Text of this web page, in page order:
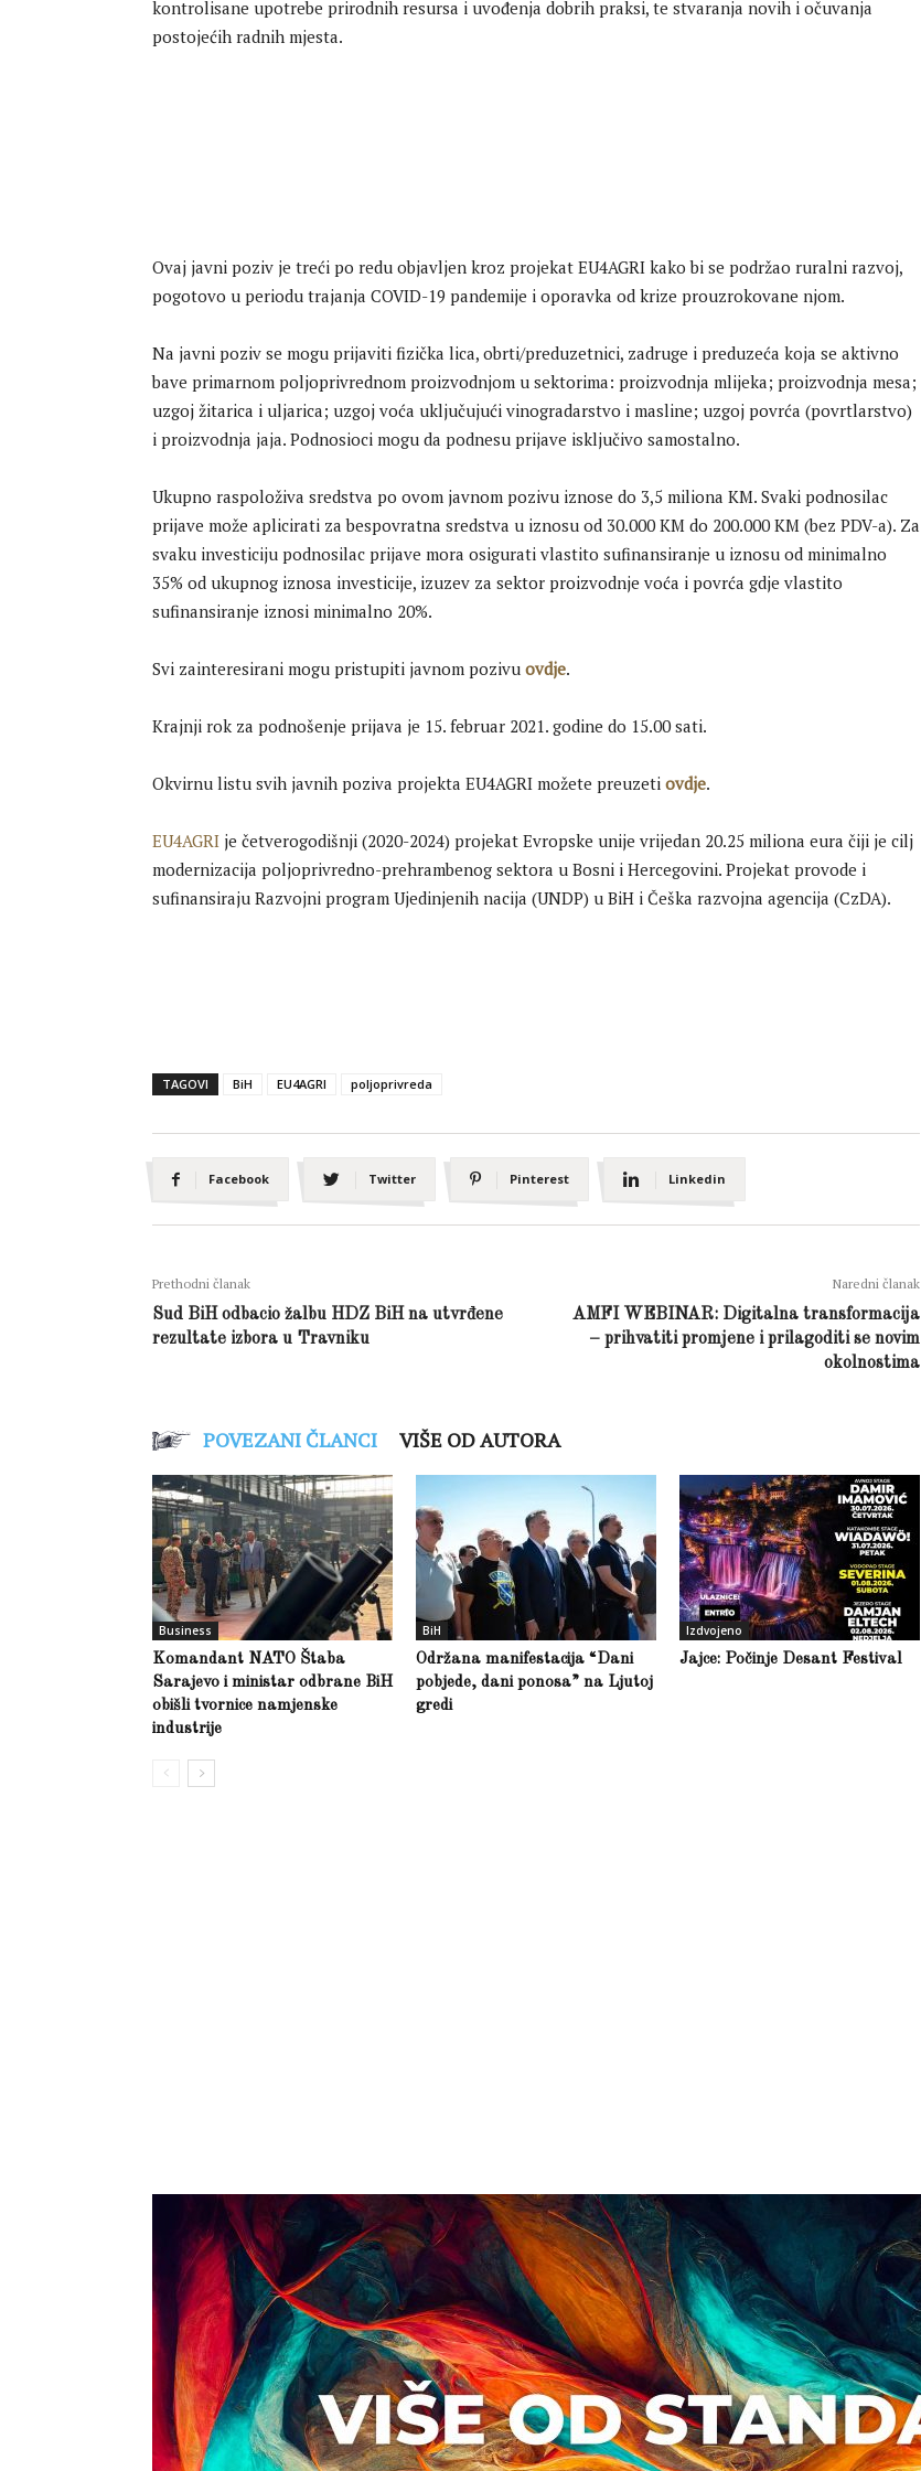
kontrolisane upotrebe prirodnih resursa i uvođenja dobrih praksi, te stvaranja novih i očuvanja
postojećih radnih mjesta.
Ovaj javni poziv je treći po redu objavljen kroz projekat EU4AGRI kako bi se podržao ruralni razvoj,
pogotovo u periodu trajanja COVID-19 pandemije i oporavka od krize prouzrokovane njom.
Na javni poziv se mogu prijaviti fizička lica, obrti/preduzetnici, zadruge i preduzeća koja se aktivno
bave primarnom poljoprivrednom proizvodnjom u sektorima: proizvodnja mlijeka; proizvodnja mesa;
uzgoj žitarica i uljarica; uzgoj voća uključujući vinogradarstvo i masline; uzgoj povrća (povrtlarstvo)
i proizvodnja jaja. Podnosioci mogu da podnesu prijave isključivo samostalno.
Ukupno raspoloživa sredstva po ovom javnom pozivu iznose do 3,5 miliona KM. Svaki podnosilac
prijave može aplicirati za bespovratna sredstva u iznosu od 30.000 KM do 200.000 KM (bez PDV-a). Za
svaku investiciju podnosilac prijave mora osigurati vlastito sufinansiranje u iznosu od minimalno
35% od ukupnog iznosa investicije, izuzev za sektor proizvodnje voća i povrća gdje vlastito
sufinansiranje iznosi minimalno 20%.
Svi zainteresirani mogu pristupiti javnom pozivu ovdje.
Krajnji rok za podnošenje prijava je 15. februar 2021. godine do 15.00 sati.
Okvirnu listu svih javnih poziva projekta EU4AGRI možete preuzeti ovdje.
EU4AGRI je četverogodišnji (2020-2024) projekat Evropske unije vrijedan 20.25 miliona eura čiji je cilj
modernizacija poljoprivredno-prehrambenog sektora u Bosni i Hercegovini. Projekat provode i
sufinansiraju Razvojni program Ujedinjenih nacija (UNDP) u BiH i Češka razvojna agencija (CzDA).
TAGOVI BiH EU4AGRI poljoprivreda
Facebook Twitter Pinterest Linkedin
Prethodni članak
Sud BiH odbacio žalbu HDZ BiH na utvrđene
rezultate izbora u Travniku
Naredni članak
AMFI WEBINAR: Digitalna transformacija
– prihvatiti promjene i prilagoditi se novim
okolnostima
POVEZANI ČLANCI VIŠE OD AUTORA
Business
Komandant NATO Štaba
Sarajevo i ministar odbrane BiH
obišli tvornice namjenske
industrije
BiH
Održana manifestacija “Dani
pobjede, dani ponosa” na Ljutoj
gredi
Izdvojeno
Jajce: Počinje Desant Festival